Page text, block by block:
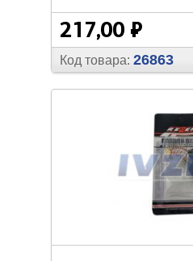
217,00 ₽
Код товара: 26863